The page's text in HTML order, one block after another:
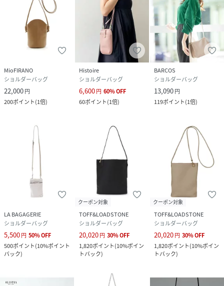
MioFIRANO
ショルダーバッグ
22,000円
200ポイント(1倍)
Histoire
ショルダーバッグ
6,600円 60%OFF
60ポイント(1倍)
BARCOS
ショルダーバッグ
13,090円
119ポイント(1倍)
LA BAGAGERIE
ショルダーバッグ
5,500円 50%OFF
500ポイント(10%ポイント
バック)
クーポン対象
TOFF&LOADSTONE
ショルダーバッグ
20,020円 30%OFF
1,820ポイント(10%ポイン
トバック)
クーポン対象
TOFF&LOADSTONE
ショルダーバッグ
20,020円 30%OFF
1,820ポイント(10%ポイン
トバック)